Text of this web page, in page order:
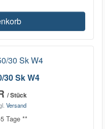
30 Sk W4
/ Stück
Versand
Tage **